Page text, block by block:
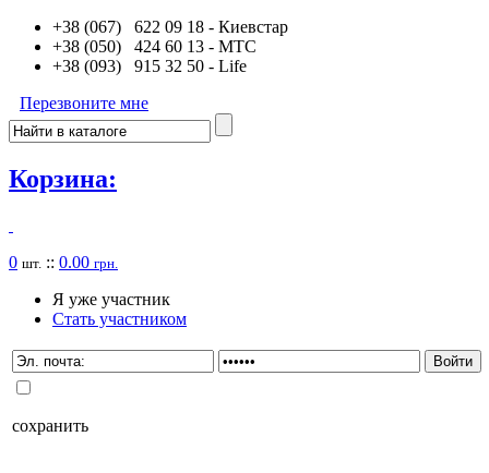
+38 (067) 622 09 18 - Киевстар
+38 (050) 424 60 13 - MTC
+38 (093) 915 32 50 - Life
Перезвоните мне
Корзина:
0 шт. :: 0.00 грн.
Я уже участник
Стать участником
сохранить